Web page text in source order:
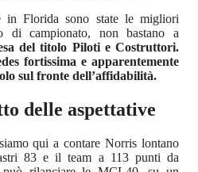
in Florida sono state le migliori
di campionato, non bastano a
del titolo Piloti e Costruttori.
fortissima e apparentemente
sul fronte dell’affidabilità.
delle aspettative
qui a contare Norris lontano
83 e il team a 113 punti da